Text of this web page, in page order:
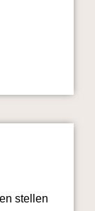
stellen